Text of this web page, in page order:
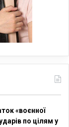
«воєнної
по цілям у